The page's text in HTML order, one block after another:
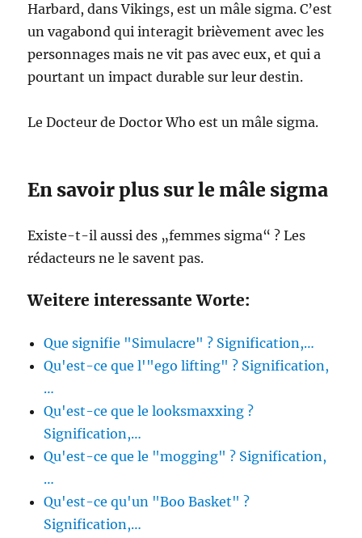
Harbard, dans Vikings, est un mâle sigma. C’est
un vagabond qui interagit brièvement avec les
personnages mais ne vit pas avec eux, et qui a
pourtant un impact durable sur leur destin.
Le Docteur de Doctor Who est un mâle sigma.
En savoir plus sur le mâle sigma
Existe-t-il aussi des „femmes sigma“ ? Les
rédacteurs ne le savent pas.
Weitere interessante Worte:
Que signifie "Simulacre" ? Signification,…
Qu'est-ce que l'"ego lifting" ? Signification,
…
Qu'est-ce que le looksmaxxing ?
Signification,…
Qu'est-ce que le "mogging" ? Signification,
…
Qu'est-ce qu'un "Boo Basket" ?
Signification,…